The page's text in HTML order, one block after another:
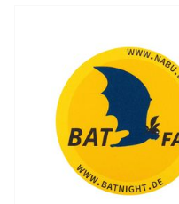
Format
Marke